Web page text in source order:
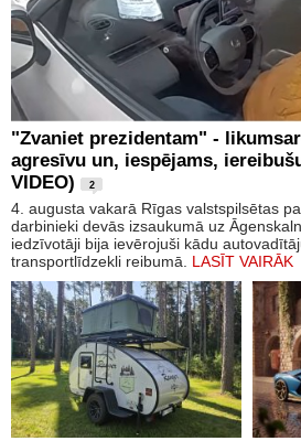
"Zvaniet prezidentam" -
agresīvu un, iespējams,
VIDEO)
2
4. augusta vakarā Rīgas valstspilsētas
darbinieki devās izsaukumā uz
iedzīvotāji bija ievērojuši kādu
transportlīdzekli reibumā. LASĪT VAIRĀK